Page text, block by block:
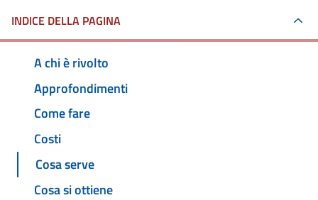
INDICE DELLA PAGINA
A chi è rivolto
Approfondimenti
Come fare
Costi
Cosa serve
Cosa si ottiene